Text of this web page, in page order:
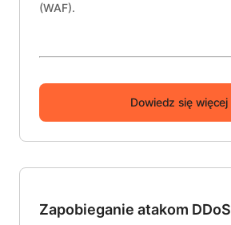
(WAF).
Dowiedz się więcej
Zapobieganie atakom DDoS